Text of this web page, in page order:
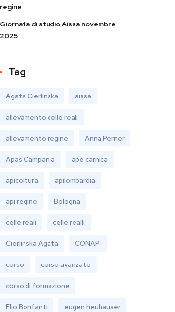
regine
Giornata di studio Aissa novembre
2025
Tag
Agata Cierlinska aissa
allevamento celle reali
allevamento regine Anna Perner
Apas Campania ape carnica
apicoltura apilombardia
api regine Bologna
celle reali celle realli
Cierlinska Agata CONAPI
corso corso avanzato
corso di formazione
Elio Bonfanti eugen heuhauser